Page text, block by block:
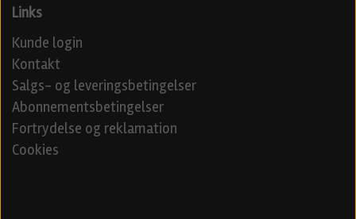
Links
Kunde login
Kontakt
Salgs- og leveringsbetingelser
Abonnementsbetingelser
Fortrydelse og reklamation
Cookies